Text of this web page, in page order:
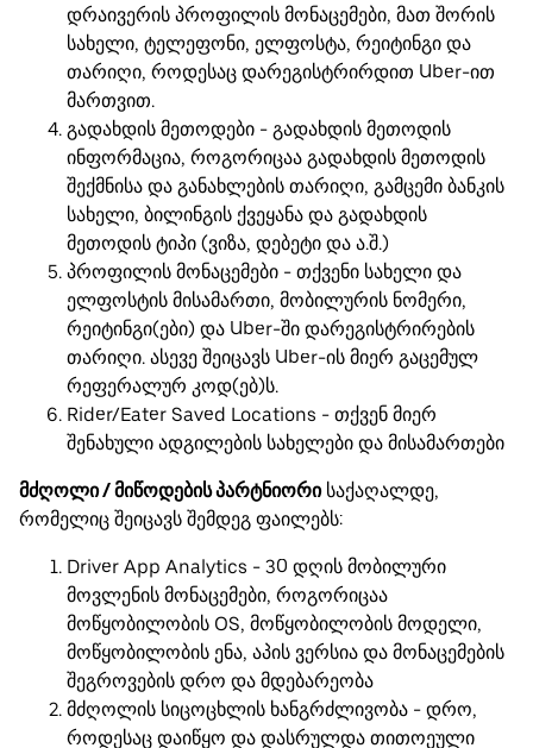
დრაივერის პროფილის მონაცემები, მათ შორის
სახელი, ტელეფონი, ელფოსტა, რეიტინგი და
თარიღი, როდესაც დარეგისტრირდით Uber-ით
მართვით.
გადახდის მეთოდები - გადახდის მეთოდის
ინფორმაცია, როგორიცაა გადახდის მეთოდის
შექმნისა და განახლების თარიღი, გამცემი ბანკის
სახელი, ბილინგის ქვეყანა და გადახდის
მეთოდის ტიპი (ვიზა, დებეტი და ა.შ.)
პროფილის მონაცემები - თქვენი სახელი და
ელფოსტის მისამართი, მობილურის ნომერი,
რეიტინგი(ები) და Uber-ში დარეგისტრირების
თარიღი. ასევე შეიცავს Uber-ის მიერ გაცემულ
რეფერალურ კოდ(ებ)ს.
Rider/Eater Saved Locations - თქვენ მიერ
შენახული ადგილების სახელები და მისამართები
მძღოლი / მიწოდების პარტნიორისაქაღალდე,
რომელიც შეიცავს შემდეგ ფაილებს:
Driver App Analytics - 30 დღის მობილური
მოვლენის მონაცემები, როგორიცაა
მოწყობილობის OS, მოწყობილობის მოდელი,
მოწყობილობის ენა, აპის ვერსია და მონაცემების
შეგროვების დრო და მდებარეობა
მძღოლის სიცოცხლის ხანგრძლივობა - დრო,
როდესაც დაიწყო და დასრულდა თითოეული